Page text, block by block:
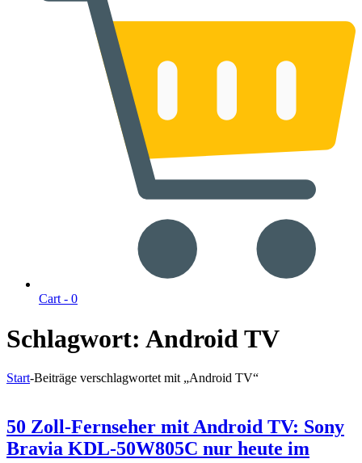
Cart - 0
Schlagwort: Android TV
Start-Beiträge verschlagwortet mit „Android TV“
50 Zoll-Fernseher mit Android TV: Sony
Bravia KDL-50W805C nur heute im